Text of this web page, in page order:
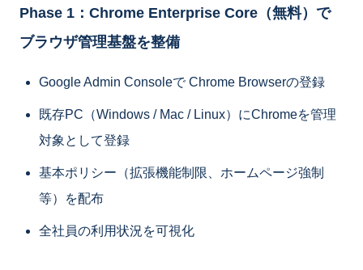
Phase 1：Chrome Enterprise Core（無料）で
ブラウザ管理基盤を整備
Google Admin Consoleで Chrome Browserの登録
既存PC（Windows / Mac / Linux）にChromeを管理
対象として登録
基本ポリシー（拡張機能制限、ホームページ強制
等）を配布
全社員の利用状況を可視化